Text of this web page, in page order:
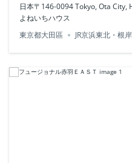
日本〒146-0094 Tokyo, Ota
よねいちハウス
東京都大田區
JR京浜東北・根